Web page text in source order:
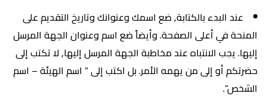
عند البدء بالكتابة, ضع اسمك وعنوانك وتاريخ التقديم على
المنحة في أعلى الصفحة. وأيضاً ضع اسم وعنوان الجهة المرسل
إليها. يجب الانتباه عند مخاطبة الجهة المرسل إليها, لا تكتب إلى
حضرتكم أو إلى من يهمه الأمر. بل اكتب إلى ” اسم الهيئة – اسم
الشخص”.